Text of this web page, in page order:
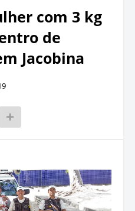
com 3 kg
de
Jacobina